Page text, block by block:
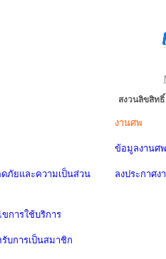
สงวนลิขสิท
ภัยและความเป็นส่วน
การใช้บริการ
บการเป็นสมาชิก
งานศพ
ข้อมูลงานศพ
ลงประกาศง